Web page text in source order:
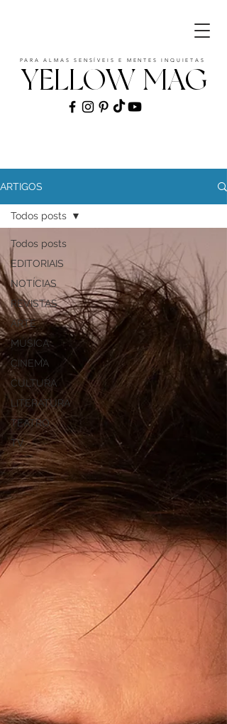
YELLOW MAG
PARA ALMAS SENSÍVEIS E MENTES INQUIETAS
ARTIGOS
Todos posts
EDITORIAIS
NOTÍCIAS
REVISTAS
ARTE
MÚSICA
CINEMA
CULTURA
LITERATURA
TEATRO
TV
Todos posts